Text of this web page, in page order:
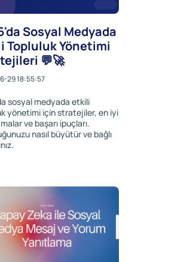
Sosyal Medyada
Topluluk Yönetimi
💬🚀
29 18:55:57
sosyal medyada etkili
yönetimi için stratejiler, en iyi
ve başarı ipuçları.
nasıl büyütür ve bağlı